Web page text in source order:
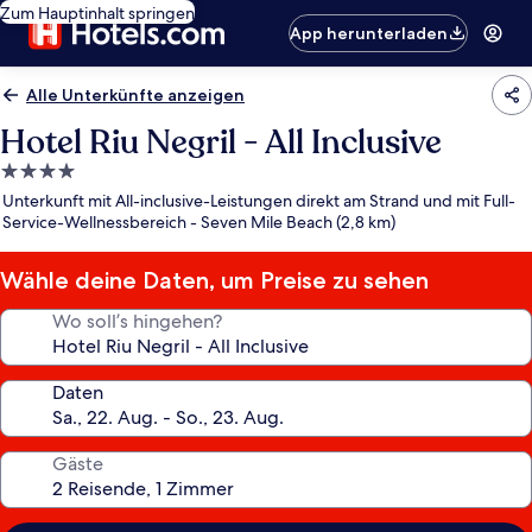
Zum Hauptinhalt springen
App herunterladen
Alle Unterkünfte anzeigen
Hotel Riu Negril - All Inclusive
4.0-
Sterne-
Unterkunft
Unterkunft mit All-inclusive-Leistungen direkt am Strand und mit Full-
Service-Wellnessbereich - Seven Mile Beach (2,8 km)
Wähle deine Daten, um Preise zu sehen
Wo soll’s hingehen?
Daten
Gäste